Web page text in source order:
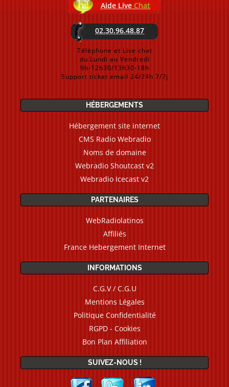
Aide Live Chat
02.30.96.48.87
Téléphone et Live chat
du Lundi au Vendredi
9h-12h30/13h30-18h
Support ticket email 24/24h 7/7j
HÉBERGEMENTS
Hébergement site internet
CMS Radio Webradio
Noms de domaine
Webradio Shoutcast v2
Webradio Icecast v2
PARTENAIRES
WebRadiolatinos
Affiliés
France Hebergement Internet
INFORMATIONS
C.G.V / C.G.U
Mentions Légales
Politique Confidentialité
RGPD - Cookies
Bon Plan Affiliation
SUIVEZ-NOUS !